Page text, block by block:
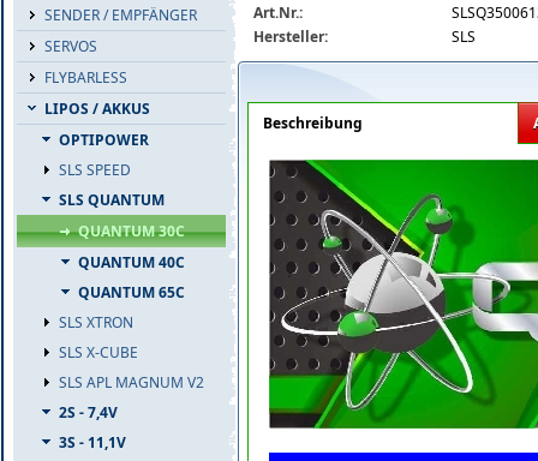
SENDER / EMPFÄNGER
SERVOS
FLYBARLESS
LIPOS / AKKUS
OPTIPOWER
SLS SPEED
SLS QUANTUM
QUANTUM 30C
QUANTUM 40C
QUANTUM 65C
SLS XTRON
SLS X-CUBE
SLS APL MAGNUM V2
2S - 7,4V
3S - 11,1V
Art.Nr.:
Hersteller:
SLS
Beschreibung